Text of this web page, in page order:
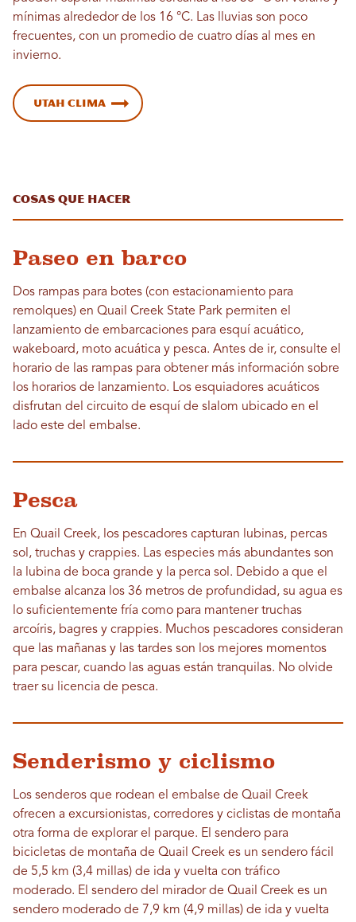
mínimas alrededor de los 16 °C. Las lluvias son poco
frecuentes, con un promedio de cuatro días al mes en
invierno.
Utah Clima
Cosas que hacer
Paseo en barco
Dos rampas para botes (con estacionamiento para
remolques) en Quail Creek State Park permiten el
lanzamiento de embarcaciones para esquí acuático,
wakeboard, moto acuática y pesca. Antes de ir, consulte el
horario de las rampas para obtener más información sobre
los horarios de lanzamiento. Los esquiadores acuáticos
disfrutan del circuito de esquí de slalom ubicado en el
lado este del embalse.
Pesca
En Quail Creek, los pescadores capturan lubinas, percas
sol, truchas y crappies. Las especies más abundantes son
la lubina de boca grande y la perca sol. Debido a que el
embalse alcanza los 36 metros de profundidad, su agua es
lo suficientemente fría como para mantener truchas
arcoíris, bagres y crappies. Muchos pescadores consideran
que las mañanas y las tardes son los mejores momentos
para pescar, cuando las aguas están tranquilas. No olvide
traer su licencia de pesca.
Senderismo y ciclismo
Los senderos que rodean el embalse de Quail Creek
ofrecen a excursionistas, corredores y ciclistas de montaña
otra forma de explorar el parque. El sendero para
bicicletas de montaña de Quail Creek es un sendero fácil
de 5,5 km (3,4 millas) de ida y vuelta con tráfico
moderado. El sendero del mirador de Quail Creek es un
sendero moderado de 7,9 km (4,9 millas) de ida y vuelta